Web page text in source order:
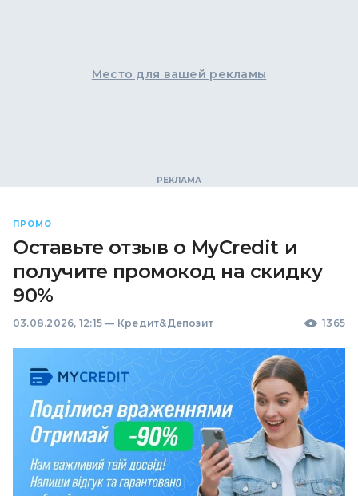
Место для вашей рекламы
ПРОМО
Оставьте отзыв о MyCredit и
получите промокод на скидку
90%
03.08.2026, 12:15 — Кредит&Депозит 1365